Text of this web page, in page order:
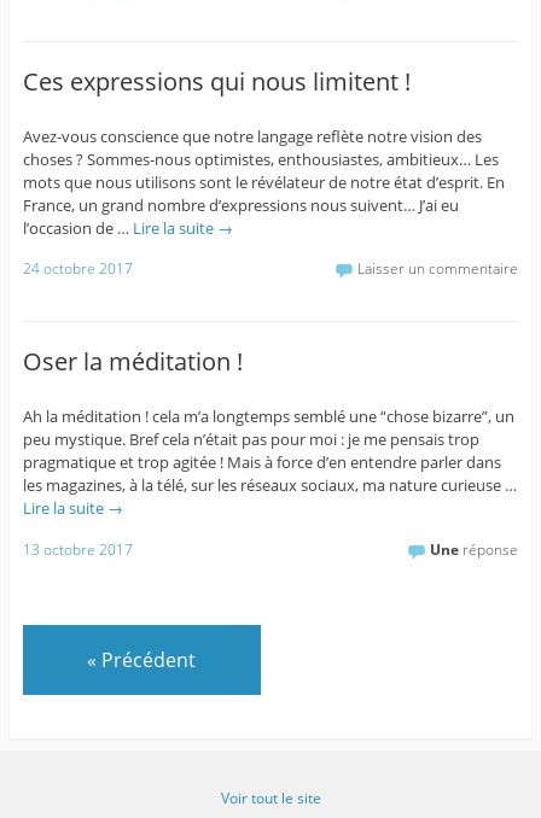
Ces expressions qui nous limitent !
Avez-vous conscience que notre langage reflète notre vision des
choses ? Sommes-nous optimistes, enthousiastes, ambitieux… Les
mots que nous utilisons sont le révélateur de notre état d’esprit. En
France, un grand nombre d’expressions nous suivent… J’ai eu
l’occasion de … Lire la suite →
24 octobre 2017 Laisser un commentaire
Oser la méditation !
Ah la méditation ! cela m’a longtemps semblé une “chose bizarre”, un
peu mystique. Bref cela n’était pas pour moi : je me pensais trop
pragmatique et trop agitée ! Mais à force d’en entendre parler dans
les magazines, à la télé, sur les réseaux sociaux, ma nature curieuse …
Lire la suite →
13 octobre 2017 Une réponse
« Précédent
Voir tout le site